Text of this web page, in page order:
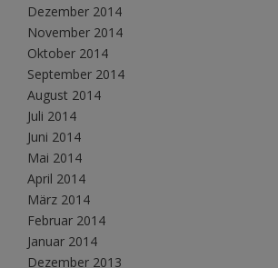
Dezember 2014
November 2014
Oktober 2014
September 2014
August 2014
Juli 2014
Juni 2014
Mai 2014
April 2014
März 2014
Februar 2014
Januar 2014
Dezember 2013